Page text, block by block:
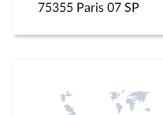
75355 Paris 07 SP